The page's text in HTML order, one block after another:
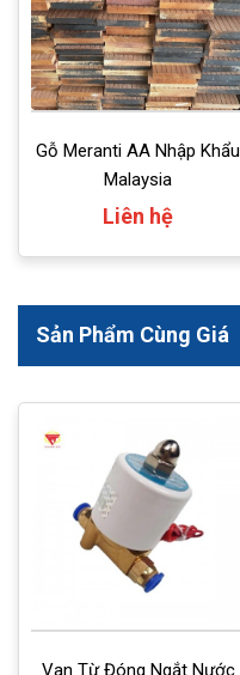
Gỗ Meranti AA Nhập Khẩu
Malaysia
Liên hệ
Sản Phẩm Cùng Giá
Van Từ Đóng Ngắt Nước